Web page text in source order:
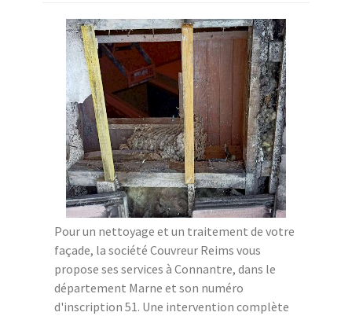
Pour un nettoyage et un traitement de votre
façade, la société Couvreur Reims vous
propose ses services à Connantre, dans le
département Marne et son numéro
d'inscription 51. Une intervention complète